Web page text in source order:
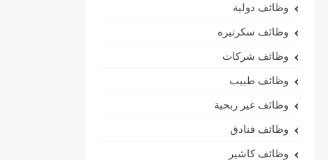
وظائف دولية
وظائف سكرتيره
وظائف شركات
وظائف طبيب
وظائف غير ربحية
وظائف فنادق
وظائف كاشير